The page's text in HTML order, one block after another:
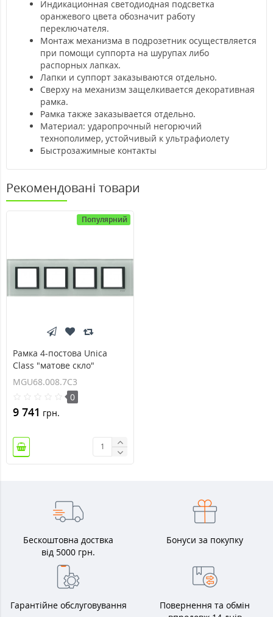
Индикационная светодиодная подсветка
оранжевого цвета обозначит работу
переключателя.
Монтаж механизма в подрозетник осуществляется
при помощи суппорта на шурупах либо
распорных лапках.
Лапки и суппорт заказываются отдельно.
Сверху на механизм защелкивается декоративная
рамка.
Рамка также заказывается отдельно.
Материал: ударопрочный негорючий
технополимер, устойчивый к ультрафиолету
Быстрозажимные контакты
Рекомендовані товари
Популярний
Рамка 4-постова Unica
Class "матове скло"
MGU68.008.7C3
MGU68.008.7C3
0
9 741 грн.
Бескоштовна доствка
від 5000 грн.
Бонуси за покупку
Гарантійне обслуговування
Повернення та обмін